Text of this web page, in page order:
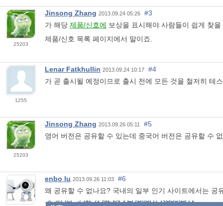
25203
Jinsong Zhang 2013.09.24 05:26
#3
가 해당 제품/신호에 보상을 표시해야 사람들이 쉽게 찾
제품/신호 목록 페이지에서 말이죠.
1255
Lenar Fatkhullin 2013.09.24 10:17
#4
가 곧 출시될 예정이므로 출시 전에 모든 것을 철저히 테
25203
Jinsong Zhang 2013.09.26 05:11
#5
영어 버전은 공유할 수 있는데 중국어 버전은 공유할 수
enbo lu 2013.09.26 11:03
#6
왜 공유할 수 없나요? 국내의 일부 인기 사이트에서는 공